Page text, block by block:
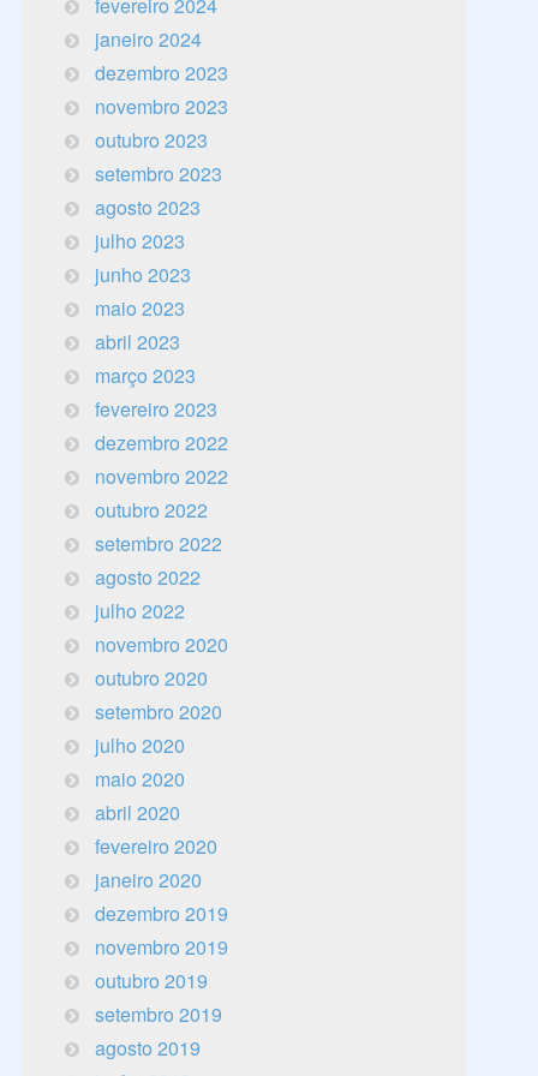
fevereiro 2024
janeiro 2024
dezembro 2023
novembro 2023
outubro 2023
setembro 2023
agosto 2023
julho 2023
junho 2023
maio 2023
abril 2023
março 2023
fevereiro 2023
dezembro 2022
novembro 2022
outubro 2022
setembro 2022
agosto 2022
julho 2022
novembro 2020
outubro 2020
setembro 2020
julho 2020
maio 2020
abril 2020
fevereiro 2020
janeiro 2020
dezembro 2019
novembro 2019
outubro 2019
setembro 2019
agosto 2019